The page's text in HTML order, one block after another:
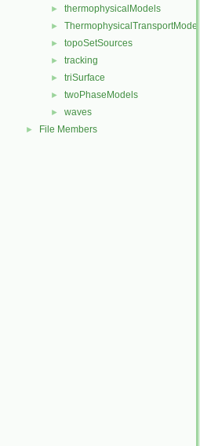
► thermophysicalModels
► ThermophysicalTransportModels
► topoSetSources
► tracking
► triSurface
► twoPhaseModels
► waves
► File Members